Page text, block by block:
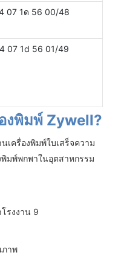
07 1ด 56 00/48
07 1d 56 01/49
งพิมพ์ Zywell?
ครื่องพิมพ์ใบเสร็จความ
มพ์พกพาในอุตสาหกรรม
ภาพ